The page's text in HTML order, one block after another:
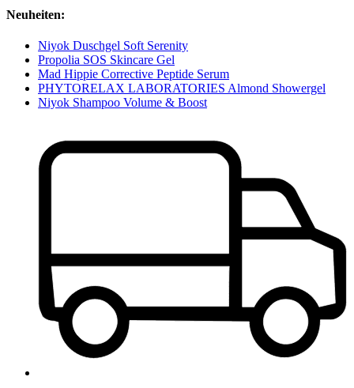
Neuheiten:
Niyok Duschgel Soft Serenity
Propolia SOS Skincare Gel
Mad Hippie Corrective Peptide Serum
PHYTORELAX LABORATORIES Almond Showergel
Niyok Shampoo Volume & Boost